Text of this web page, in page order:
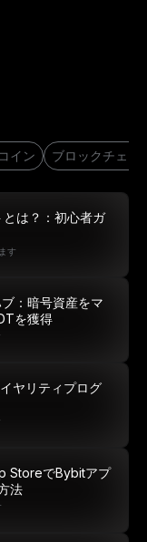
イン ブロックチェー
す
は？：初心者ガ
：暗号資産をマ
を獲得
ヤリティプログ
StoreでBybitアプ
法